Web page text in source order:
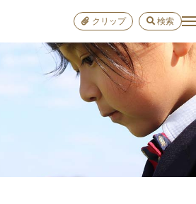
クリップ 検索
小学
雑学